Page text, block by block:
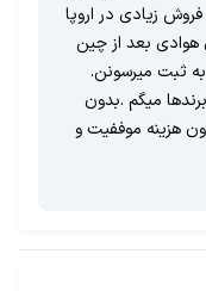
زیادی در اروپا
هوادی بعد از چین
ثبت میرسونن.
میگم .بدون
هزینه موففیت و